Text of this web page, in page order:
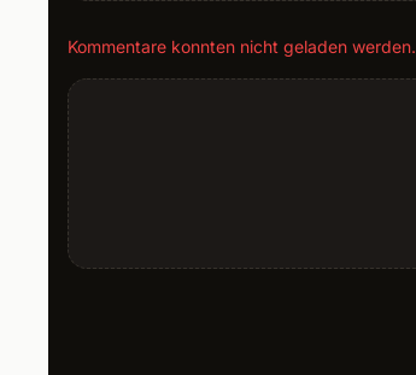
Kommentare konnten nicht geladen werden.